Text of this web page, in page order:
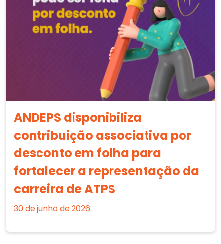
ANDEPS disponibiliza
contribuição associativa por
desconto em folha para
fortalecer a representação da
carreira de ATPS
30 de junho de 2026